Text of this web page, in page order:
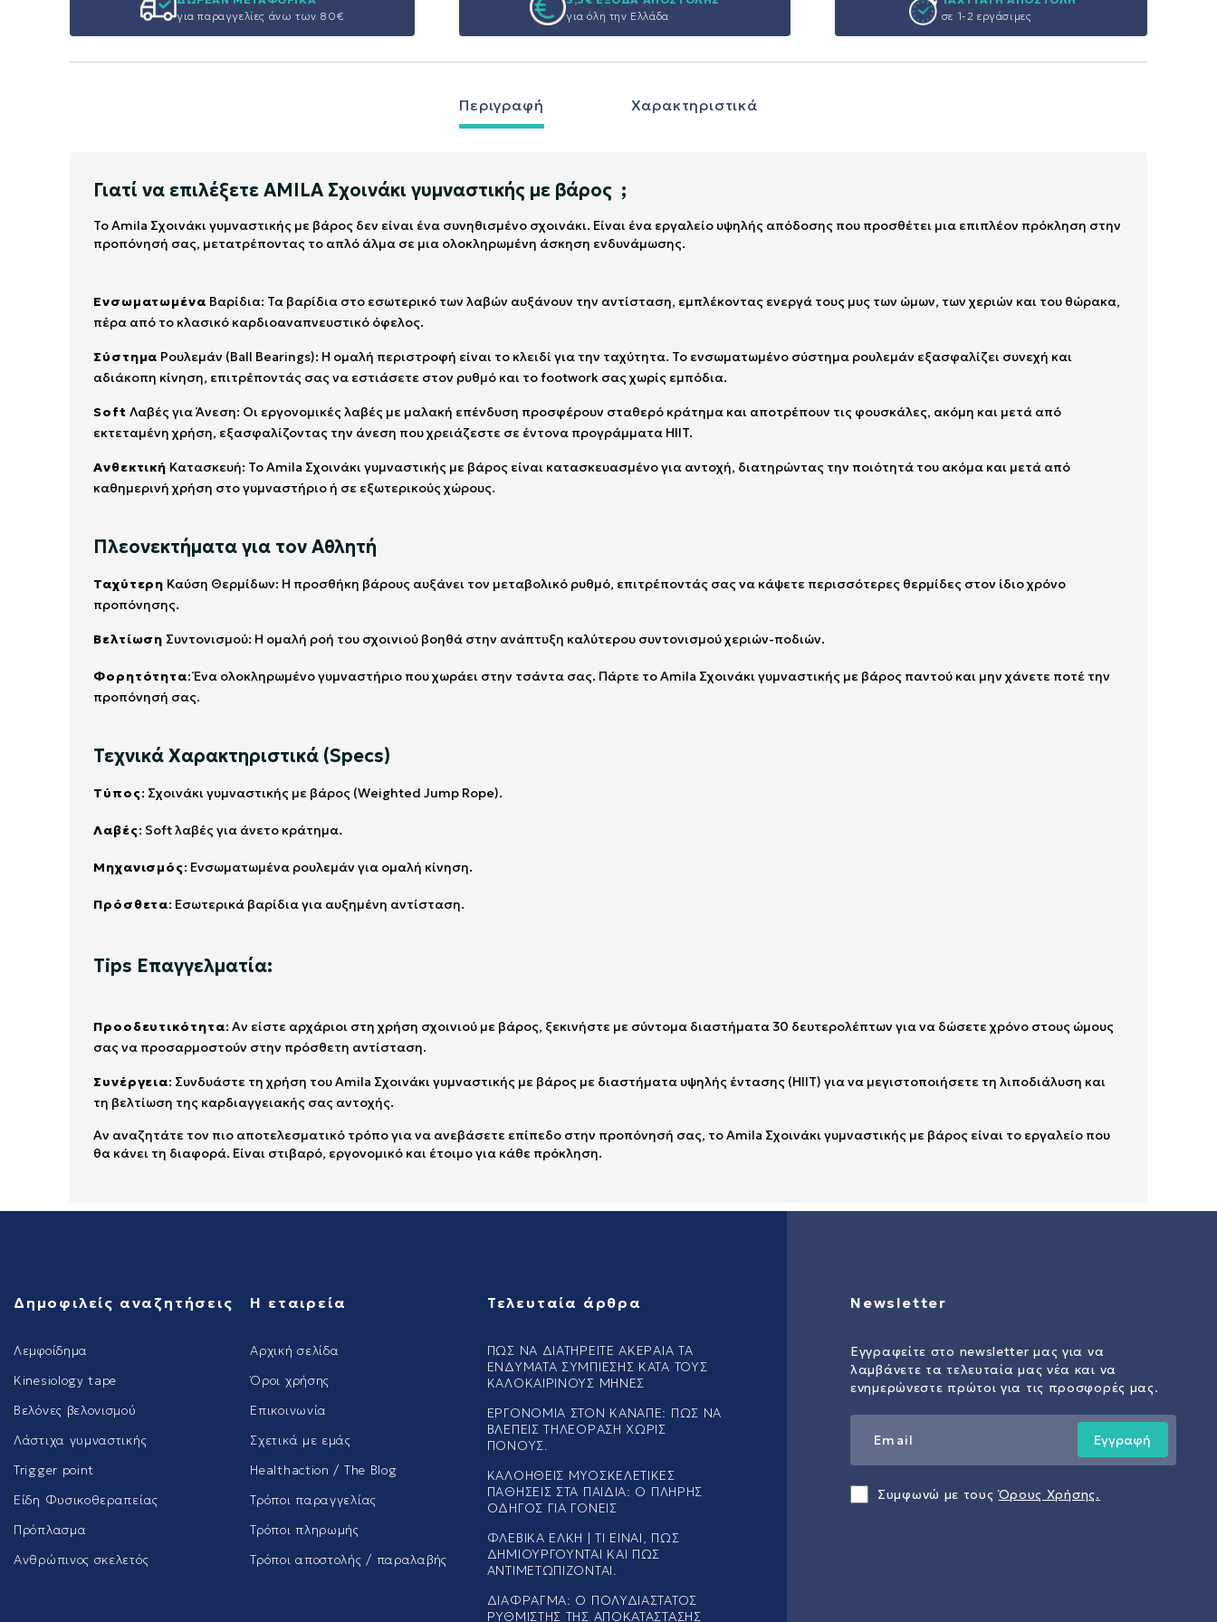
για παραγγελίες άνω των 80€
για όλη την Ελλάδα
σε 1-2 εργάσιμες
Περιγραφή Χαρακτηριστικά
Γιατί να επιλέξετε AMILA Σχοινάκι γυμναστικής με βάρος ;
Το Amila Σχοινάκι γυμναστικής με βάρος δεν είναι ένα συνηθισμένο σχοινάκι. Είναι ένα εργαλείο υψηλής απόδοσης που προσθέτει μια επιπλέον πρόκληση στην
προπόνησή σας, μετατρέποντας το απλό άλμα σε μια ολοκληρωμένη άσκηση ενδυνάμωσης.
Ενσωματωμένα Βαρίδια: Τα βαρίδια στο εσωτερικό των λαβών αυξάνουν την αντίσταση, εμπλέκοντας ενεργά τους μυς των ώμων, των χεριών και του θώρακα,
πέρα από το κλασικό καρδιοαναπνευστικό όφελος.
Σύστημα Ρουλεμάν (Ball Bearings): Η ομαλή περιστροφή είναι το κλειδί για την ταχύτητα. Το ενσωματωμένο σύστημα ρουλεμάν εξασφαλίζει συνεχή και
αδιάκοπη κίνηση, επιτρέποντάς σας να εστιάσετε στον ρυθμό και το footwork σας χωρίς εμπόδια.
Soft Λαβές για Άνεση: Οι εργονομικές λαβές με μαλακή επένδυση προσφέρουν σταθερό κράτημα και αποτρέπουν τις φουσκάλες, ακόμη και μετά από
εκτεταμένη χρήση, εξασφαλίζοντας την άνεση που χρειάζεστε σε έντονα προγράμματα HIIT.
Ανθεκτική Κατασκευή: Το Amila Σχοινάκι γυμναστικής με βάρος είναι κατασκευασμένο για αντοχή, διατηρώντας την ποιότητά του ακόμα και μετά από
καθημερινή χρήση στο γυμναστήριο ή σε εξωτερικούς χώρους.
Πλεονεκτήματα για τον Αθλητή
Ταχύτερη Καύση Θερμίδων: Η προσθήκη βάρους αυξάνει τον μεταβολικό ρυθμό, επιτρέποντάς σας να κάψετε περισσότερες θερμίδες στον ίδιο χρόνο
προπόνησης.
Βελτίωση Συντονισμού: Η ομαλή ροή του σχοινιού βοηθά στην ανάπτυξη καλύτερου συντονισμού χεριών-ποδιών.
Φορητότητα: Ένα ολοκληρωμένο γυμναστήριο που χωράει στην τσάντα σας. Πάρτε το Amila Σχοινάκι γυμναστικής με βάρος παντού και μην χάνετε ποτέ την
προπόνησή σας.
Τεχνικά Χαρακτηριστικά (Specs)
Τύπος: Σχοινάκι γυμναστικής με βάρος (Weighted Jump Rope).
Λαβές: Soft λαβές για άνετο κράτημα.
Μηχανισμός: Ενσωματωμένα ρουλεμάν για ομαλή κίνηση.
Πρόσθετα: Εσωτερικά βαρίδια για αυξημένη αντίσταση.
Tips Επαγγελματία:
Προοδευτικότητα: Αν είστε αρχάριοι στη χρήση σχοινιού με βάρος, ξεκινήστε με σύντομα διαστήματα 30 δευτερολέπτων για να δώσετε χρόνο στους ώμους
σας να προσαρμοστούν στην πρόσθετη αντίσταση.
Συνέργεια: Συνδυάστε τη χρήση του Amila Σχοινάκι γυμναστικής με βάρος με διαστήματα υψηλής έντασης (HIIT) για να μεγιστοποιήσετε τη λιποδιάλυση και
τη βελτίωση της καρδιαγγειακής σας αντοχής.
Αν αναζητάτε τον πιο αποτελεσματικό τρόπο για να ανεβάσετε επίπεδο στην προπόνησή σας, το Amila Σχοινάκι γυμναστικής με βάρος είναι το εργαλείο που
θα κάνει τη διαφορά. Είναι στιβαρό, εργονομικό και έτοιμο για κάθε πρόκληση.
Δημοφιλείς αναζητήσεις
Λεμφοίδημα
Kinesiology tape
Βελόνες βελονισμού
Λάστιχα γυμναστικής
Trigger point
Είδη Φυσικοθεραπείας
Πρόπλασμα
Ανθρώπινος σκελετός
Η εταιρεία
Αρχική σελίδα
Όροι χρήσης
Επικοινωνία
Σχετικά με εμάς
Healthaction / The Blog
Τρόποι παραγγελίας
Τρόποι πληρωμής
Τρόποι αποστολής / παραλαβής
Τελευταία άρθρα
ΠΏΣ ΝΑ ΔΙΑΤΗΡΕΊΤΕ ΑΚΈΡΑΙΑ ΤΑ
ΕΝΔΎΜΑΤΑ ΣΥΜΠΊΕΣΗΣ ΚΑΤΆ ΤΟΥΣ
ΚΑΛΟΚΑΙΡΙΝΟΎΣ ΜΉΝΕΣ
ΕΡΓΟΝΟΜΊΑ ΣΤΟΝ ΚΑΝΑΠΈ: ΠΏΣ ΝΑ
ΒΛΈΠΕΙΣ ΤΗΛΕΌΡΑΣΗ ΧΩΡΊΣ
ΠΌΝΟΥΣ.
ΚΑΛΟΉΘΕΙΣ ΜΥΟΣΚΕΛΕΤΙΚΈΣ
ΠΑΘΉΣΕΙΣ ΣΤΑ ΠΑΙΔΙΆ: Ο ΠΛΉΡΗΣ
ΟΔΗΓΌΣ ΓΙΑ ΓΟΝΕΊΣ
ΦΛΕΒΙΚΆ ΈΛΚΗ | ΤΙ ΕΊΝΑΙ, ΠΏΣ
ΔΗΜΙΟΥΡΓΟΎΝΤΑΙ ΚΑΙ ΠΏΣ
ΑΝΤΙΜΕΤΩΠΊΖΟΝΤΑΙ.
ΔΙΆΦΡΑΓΜΑ: Ο ΠΟΛΥΔΙΆΣΤΑΤΟΣ
ΡΥΘΜΙΣΤΉΣ ΤΗΣ ΑΠΟΚΑΤΆΣΤΑΣΗΣ
Newsletter
Εγγραφείτε στο newsletter μας για να
λαμβάνετε τα τελευταία μας νέα και να
ενημερώνεστε πρώτοι για τις προσφορές μας.
Εγγραφή
Συμφωνώ με τους Όρους Χρήσης.